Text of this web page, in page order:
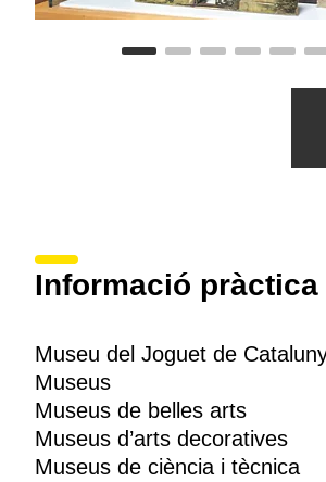
Informació pràctica
Museu del Joguet de
Museus
Museus de belles arts
Museus d’arts decoratives
Museus de ciència i tècnica